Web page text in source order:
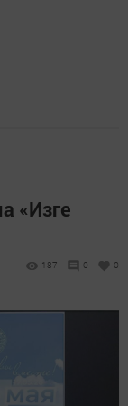
«Изге
187 0 0